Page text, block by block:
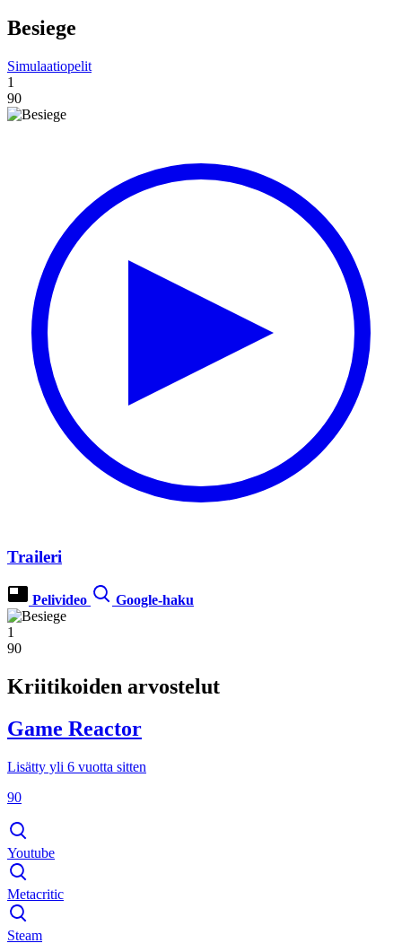
Besiege
Simulaatiopelit
1
90
Traileri
Pelivideo Google-haku
1
90
Kriitikoiden arvostelut
Game Reactor
Lisätty yli 6 vuotta sitten
90
Youtube
Metacritic
Steam